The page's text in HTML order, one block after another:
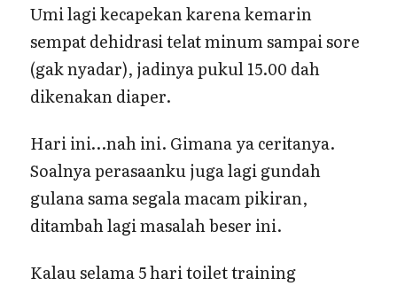
Umi lagi kecapekan karena kemarin
sempat dehidrasi telat minum sampai sore
(gak nyadar), jadinya pukul 15.00 dah
dikenakan diaper.
Hari ini…nah ini. Gimana ya ceritanya.
Soalnya perasaanku juga lagi gundah
gulana sama segala macam pikiran,
ditambah lagi masalah beser ini.
Kalau selama 5 hari toilet training